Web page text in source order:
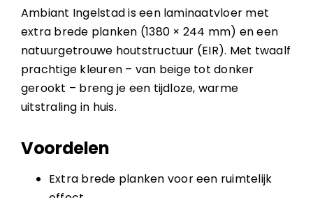
Ambiant Ingelstad is een laminaatvloer met
extra brede planken (1380 × 244 mm) en een
natuurgetrouwe houtstructuur (EIR). Met twaalf
prachtige kleuren – van beige tot donker
gerookt – breng je een tijdloze, warme
uitstraling in huis.
Voordelen
Extra brede planken voor een ruimtelijk